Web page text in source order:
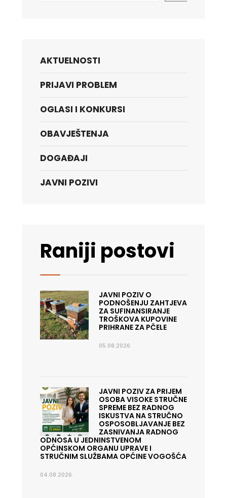
AKTUELNOSTI
PRIJAVI PROBLEM
OGLASI I KONKURSI
OBAVJEŠTENJA
DOGAĐAJI
JAVNI POZIVI
Raniji postovi
JAVNI POZIV O
PODNOŠENJU ZAHTJEVA
ZA SUFINANSIRANJE
TROŠKOVA KUPOVINE
PRIHRANE ZA PČELE
05.08.2026.
JAVNI POZIV ZA PRIJEM
OSOBA VISOKE STRUČNE
SPREME BEZ RADNOG
ISKUSTVA NA STRUČNO
OSPOSOBLJAVANJE BEZ
ZASNIVANJA RADNOG
ODNOSA U JEDNINSTVENOM
OPĆINSKOM ORGANU UPRAVE I
STRUČNIM SLUŽBAMA OPĆINE VOGOŠĆA
04.08.2026.